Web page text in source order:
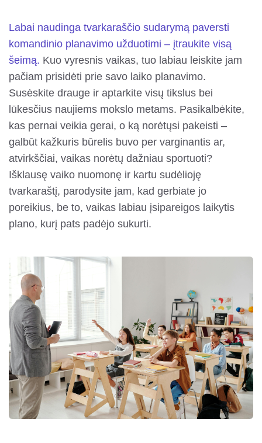
Labai naudinga tvarkaraščio sudarymą paversti
komandinio planavimo užduotimi – įtraukite visą
šeimą. Kuo vyresnis vaikas, tuo labiau leiskite jam
pačiam prisidėti prie savo laiko planavimo.
Susėskite drauge ir aptarkite visų tikslus bei
lūkesčius naujiems mokslo metams. Pasikalbėkite,
kas pernai veikia gerai, o ką norėtųsi pakeisti –
galbūt kažkuris būrelis buvo per varginantis ar,
atvirkščiai, vaikas norėtų dažniau sportuoti?
Išklausę vaiko nuomonę ir kartu sudėlioję
tvarkaraštį, parodysite jam, kad gerbiate jo
poreikius, be to, vaikas labiau įsipareigos laikytis
plano, kurį pats padėjo sukurti.